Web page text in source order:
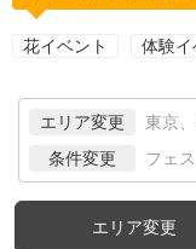
花イベント 体験イ
エリア変更 東京
条件変更 フェ
エリア変更